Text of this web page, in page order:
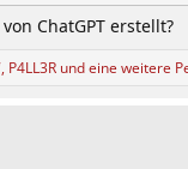
ChatGPT erstellt?
, P4LL3R und eine weitere